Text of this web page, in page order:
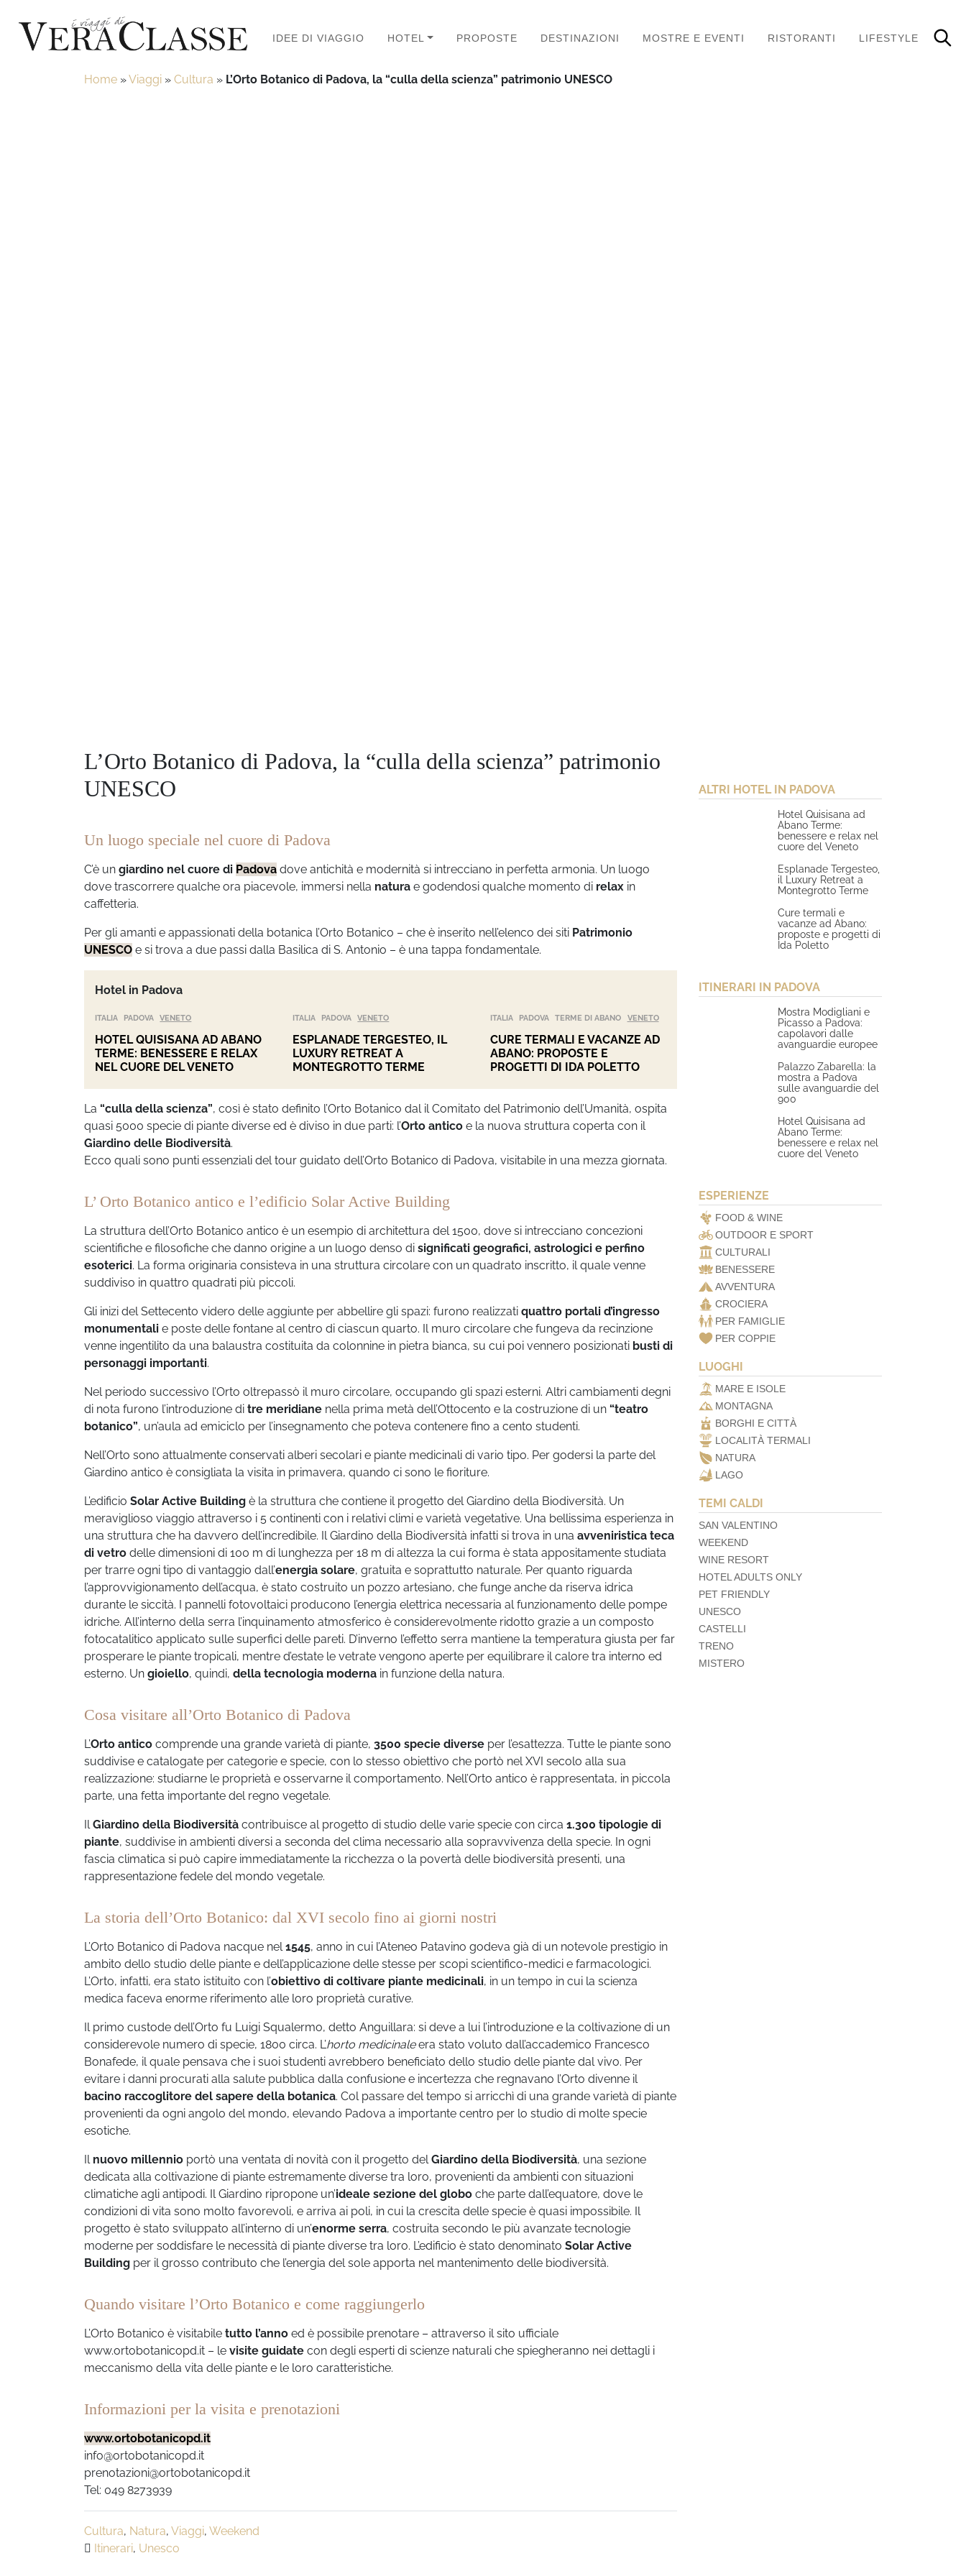
IDEE DI VIAGGIO HOTEL PROPOSTE DESTINAZIONI MOSTRE E EVENTI RISTORANTI LIFESTYLE
Home »Viaggi » Cultura » L’Orto Botanico di Padova, la “culla della scienza” patrimonio UNESCO
L’Orto Botanico di Padova, la “culla della scienza” patrimonio
UNESCO
Un luogo speciale nel cuore di Padova
C’è un giardino nel cuore di Padova dove antichità e modernità si intrecciano in perfetta armonia. Un luogo
dove trascorrere qualche ora piacevole, immersi nella natura e godendosi qualche momento di relax in
caffetteria.
Per gli amanti e appassionati della botanica l’Orto Botanico – che è inserito nell’elenco dei siti Patrimonio
UNESCO e si trova a due passi dalla Basilica di S. Antonio – è una tappa fondamentale.
Hotel in Padova
ITALIA PADOVA VENETO
HOTEL QUISISANA AD ABANO
TERME: BENESSERE E RELAX
NEL CUORE DEL VENETO
ITALIA PADOVA VENETO
ESPLANADE TERGESTEO, IL
LUXURY RETREAT A
MONTEGROTTO TERME
ITALIA PADOVA TERME DI ABANO VENETO
CURE TERMALI E VACANZE AD
ABANO: PROPOSTE E
PROGETTI DI IDA POLETTO
La “culla della scienza”, così è stato definito l’Orto Botanico dal il Comitato del Patrimonio dell’Umanità, ospita
quasi 5000 specie di piante diverse ed è diviso in due parti: l’Orto antico e la nuova struttura coperta con il
Giardino delle Biodiversità.
Ecco quali sono punti essenziali del tour guidato dell’Orto Botanico di Padova, visitabile in una mezza giornata.
L’ Orto Botanico antico e l’edificio Solar Active Building
La struttura dell’Orto Botanico antico è un esempio di architettura del 1500, dove si intrecciano concezioni
scientifiche e filosofiche che danno origine a un luogo denso di significati geografici, astrologici e perfino
esoterici. La forma originaria consisteva in una struttura circolare con un quadrato inscritto, il quale venne
suddiviso in quattro quadrati più piccoli.
Gli inizi del Settecento videro delle aggiunte per abbellire gli spazi: furono realizzati quattro portali d’ingresso
monumentali e poste delle fontane al centro di ciascun quarto. Il muro circolare che fungeva da recinzione
venne ingentilito da una balaustra costituita da colonnine in pietra bianca, su cui poi vennero posizionati busti di
personaggi importanti.
Nel periodo successivo l’Orto oltrepassò il muro circolare, occupando gli spazi esterni. Altri cambiamenti degni
di nota furono l’introduzione di tre meridiane nella prima metà dell’Ottocento e la costruzione di un “teatro
botanico”, un’aula ad emiciclo per l’insegnamento che poteva contenere fino a cento studenti.
Nell’Orto sono attualmente conservati alberi secolari e piante medicinali di vario tipo. Per godersi la parte del
Giardino antico è consigliata la visita in primavera, quando ci sono le fioriture.
L’edificio Solar Active Building è la struttura che contiene il progetto del Giardino della Biodiversità. Un
meraviglioso viaggio attraverso i 5 continenti con i relativi climi e varietà vegetative. Una bellissima esperienza in
una struttura che ha davvero dell’incredibile. Il Giardino della Biodiversità infatti si trova in una avveniristica teca
di vetro delle dimensioni di 100 m di lunghezza per 18 m di altezza la cui forma è stata appositamente studiata
per trarre ogni tipo di vantaggio dall’energia solare, gratuita e soprattutto naturale. Per quanto riguarda
l’approvvigionamento dell’acqua, è stato costruito un pozzo artesiano, che funge anche da riserva idrica
durante le siccità. I pannelli fotovoltaici producono l’energia elettrica necessaria al funzionamento delle pompe
idriche. All’interno della serra l’inquinamento atmosferico è considerevolmente ridotto grazie a un composto
fotocatalitico applicato sulle superfici delle pareti. D’inverno l’effetto serra mantiene la temperatura giusta per far
prosperare le piante tropicali, mentre d’estate le vetrate vengono aperte per equilibrare il calore tra interno ed
esterno. Un gioiello, quindi, della tecnologia moderna in funzione della natura.
Cosa visitare all’Orto Botanico di Padova
L’Orto antico comprende una grande varietà di piante, 3500 specie diverse per l’esattezza. Tutte le piante sono
suddivise e catalogate per categorie e specie, con lo stesso obiettivo che portò nel XVI secolo alla sua
realizzazione: studiarne le proprietà e osservarne il comportamento. Nell’Orto antico è rappresentata, in piccola
parte, una fetta importante del regno vegetale.
Il Giardino della Biodiversità contribuisce al progetto di studio delle varie specie con circa 1.300 tipologie di
piante, suddivise in ambienti diversi a seconda del clima necessario alla sopravvivenza della specie. In ogni
fascia climatica si può capire immediatamente la ricchezza o la povertà delle biodiversità presenti, una
rappresentazione fedele del mondo vegetale.
La storia dell’Orto Botanico: dal XVI secolo fino ai giorni nostri
L’Orto Botanico di Padova nacque nel 1545, anno in cui l’Ateneo Patavino godeva già di un notevole prestigio in
ambito dello studio delle piante e dell’applicazione delle stesse per scopi scientifico-medici e farmacologici.
L’Orto, infatti, era stato istituito con l’obiettivo di coltivare piante medicinali, in un tempo in cui la scienza
medica faceva enorme riferimento alle loro proprietà curative.
Il primo custode dell’Orto fu Luigi Squalermo, detto Anguillara: si deve a lui l’introduzione e la coltivazione di un
considerevole numero di specie, 1800 circa. L’horto medicinaleera stato voluto dall’accademico Francesco
Bonafede, il quale pensava che i suoi studenti avrebbero beneficiato dello studio delle piante dal vivo. Per
evitare i danni procurati alla salute pubblica dalla confusione e incertezza che regnavano l’Orto divenne il
bacino raccoglitore del sapere della botanica. Col passare del tempo si arricchì di una grande varietà di piante
provenienti da ogni angolo del mondo, elevando Padova a importante centro per lo studio di molte specie
esotiche.
Il nuovo millennio portò una ventata di novità con il progetto del Giardino della Biodiversità, una sezione
dedicata alla coltivazione di piante estremamente diverse tra loro, provenienti da ambienti con situazioni
climatiche agli antipodi. Il Giardino ripropone un’ideale sezione del globo che parte dall’equatore, dove le
condizioni di vita sono molto favorevoli, e arriva ai poli, in cui la crescita delle specie è quasi impossibile. Il
progetto è stato sviluppato all’interno di un’enorme serra, costruita secondo le più avanzate tecnologie
moderne per soddisfare le necessità di piante diverse tra loro. L’edificio è stato denominato Solar Active
Building per il grosso contributo che l’energia del sole apporta nel mantenimento delle biodiversità.
Quando visitare l’Orto Botanico e come raggiungerlo
L’Orto Botanico è visitabile tutto l’anno ed è possibile prenotare – attraverso il sito ufficiale
www.ortobotanicopd.it – le visite guidate con degli esperti di scienze naturali che spiegheranno nei dettagli i
meccanismo della vita delle piante e le loro caratteristiche.
Informazioni per la visita e prenotazioni
www.ortobotanicopd.it
info@ortobotanicopd.it
prenotazioni@ortobotanicopd.it
Tel: 049 8273939
Cultura, Natura, Viaggi, Weekend
Itinerari, Unesco
ALTRI HOTEL IN PADOVA
Hotel Quisisana ad
Abano Terme:
benessere e relax nel
cuore del Veneto
Esplanade Tergesteo,
il Luxury Retreat a
Montegrotto Terme
Cure termali e
vacanze ad Abano:
proposte e progetti di
Ida Poletto
ITINERARI IN PADOVA
Mostra Modigliani e
Picasso a Padova:
capolavori dalle
avanguardie europee
Palazzo Zabarella: la
mostra a Padova
sulle avanguardie del
900
Hotel Quisisana ad
Abano Terme:
benessere e relax nel
cuore del Veneto
ESPERIENZE
FOOD & WINE
OUTDOOR E SPORT
CULTURALI
BENESSERE
AVVENTURA
CROCIERA
PER FAMIGLIE
PER COPPIE
LUOGHI
MARE E ISOLE
MONTAGNA
BORGHI E CITTÀ
LOCALITÀ TERMALI
NATURA
LAGO
TEMI CALDI
SAN VALENTINO
WEEKEND
WINE RESORT
HOTEL ADULTS ONLY
PET FRIENDLY
UNESCO
CASTELLI
TRENO
MISTERO